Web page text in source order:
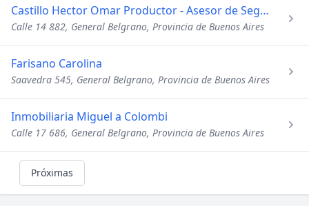
Castillo Hector Omar Productor - Asesor de Seguros
Calle 14 882, General Belgrano, Provincia de Buenos Aires
Farisano Carolina
Saavedra 545, General Belgrano, Provincia de Buenos Aires
Inmobiliaria Miguel a Colombi
Calle 17 686, General Belgrano, Provincia de Buenos Aires
Próximas